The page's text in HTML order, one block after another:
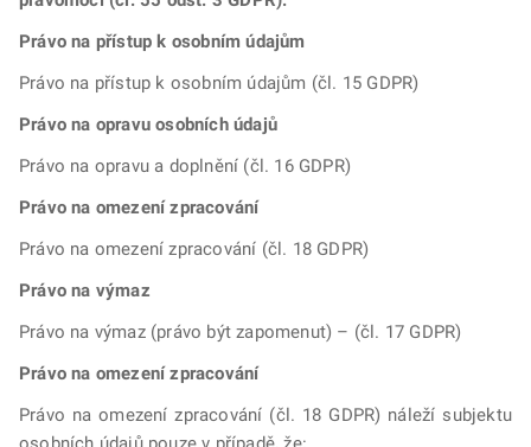
Právo na přístup k osobním údajům
Právo na přístup k osobním údajům (čl. 15 GDPR)
Právo na opravu osobních údajů
Právo na opravu a doplnění (čl. 16 GDPR)
Právo na omezení zpracování
Právo na omezení zpracování (čl. 18 GDPR)
Právo na výmaz
Právo na výmaz (právo být zapomenut) – (čl. 17 GDPR)
Právo na omezení zpracování
Právo na omezení zpracování (čl. 18 GDPR) náleží subjektu